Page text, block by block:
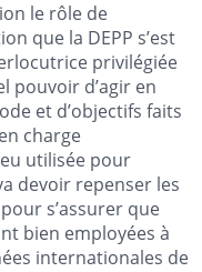
le rôle de
que la DEPP s’est
privilégiée
pouvoir d’agir en
et d’objectifs faits
charge
utilisée pour
devoir repenser les
s’assurer que
bien employées à
internationales de